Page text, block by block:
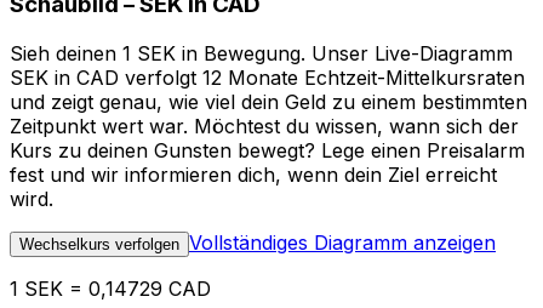
Sieh deinen 1 SEK in Bewegung. Unser Live-Diagramm
SEK in CAD verfolgt 12 Monate Echtzeit-Mittelkursraten
und zeigt genau, wie viel dein Geld zu einem bestimmten
Zeitpunkt wert war. Möchtest du wissen, wann sich der
Kurs zu deinen Gunsten bewegt? Lege einen Preisalarm
fest und wir informieren dich, wenn dein Ziel erreicht
wird.
Wechselkurs verfolgen Vollständiges Diagramm anzeigen
1 SEK = 0,14729 CAD